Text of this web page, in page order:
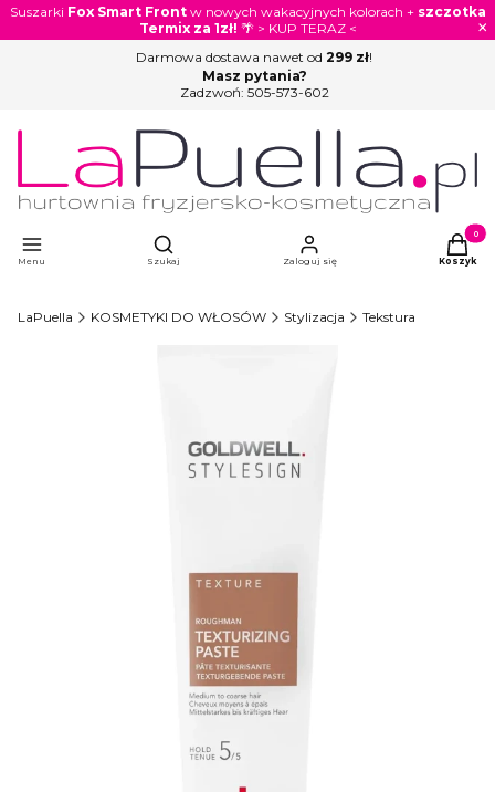
Suszarki Fox Smart Frontw nowych wakacyjnych kolorach + szczotka
Termix za 1zł! 🌴 > KUP TERAZ < ×
Darmowa dostawa nawet od 299 zł!
Masz pytania?
Zadzwoń: 505-573-602
Menu
Otwórz wyszukiwarkę
Szukaj Zaloguj się Koszyk
LaPuella KOSMETYKI DO WŁOSÓW Stylizacja Tekstura